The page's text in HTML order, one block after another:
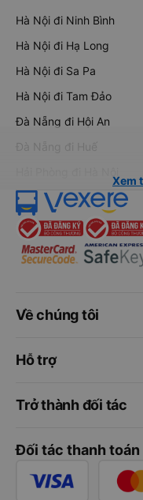
Hà Nội đi Ninh Bình
Hà Nội đi Hạ Long
Hà Nội đi Sa Pa
Hà Nội đi Tam Đảo
Đà Nẵng đi Hội An
Đà Nẵng đi Huế
Xem
Về chúng tôi
Hỗ trợ
Trở thành đối tác
Đối tác thanh toán